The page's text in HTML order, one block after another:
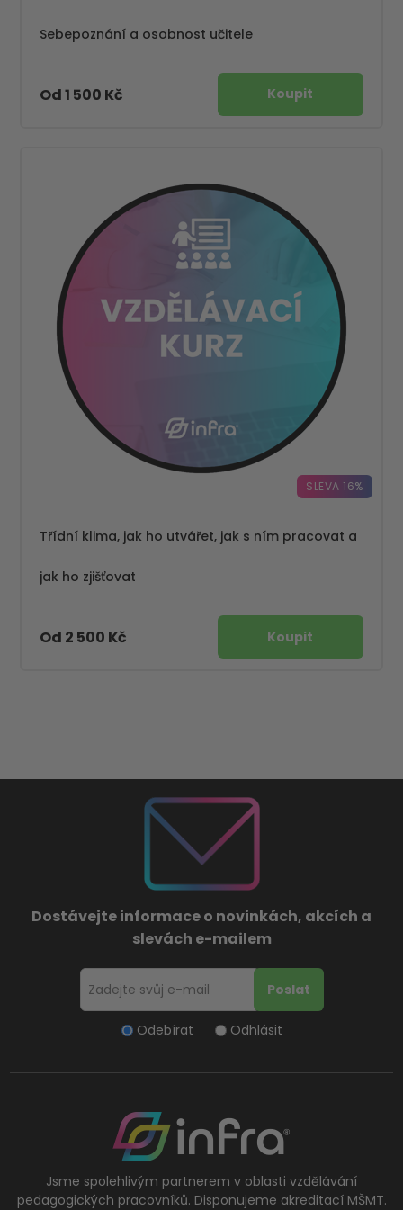
Sebepoznání a osobnost učitele
Od 1 500 Kč
SLEVA 16%
Třídní klima, jak ho utvářet, jak s ním pracovat a
jak ho zjišťovat
Od 2 500 Kč
Dostávejte informace o novinkách, akcích a
slevách e-mailem
Odebírat Odhlásit
Jsme spolehlivým partnerem v oblasti vzdělávání
pedagogických pracovníků. Disponujeme akreditací MŠMT.